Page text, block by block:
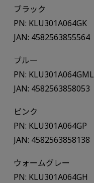
ブラック
PN: KLU301A064GK
JAN: 4582563855564
ブルー
PN: KLU301A064GML
JAN: 4582563858053
ピンク
PN: KLU301A064GP
JAN: 4582563858138
ウォームグレー
PN: KLU301A064GH